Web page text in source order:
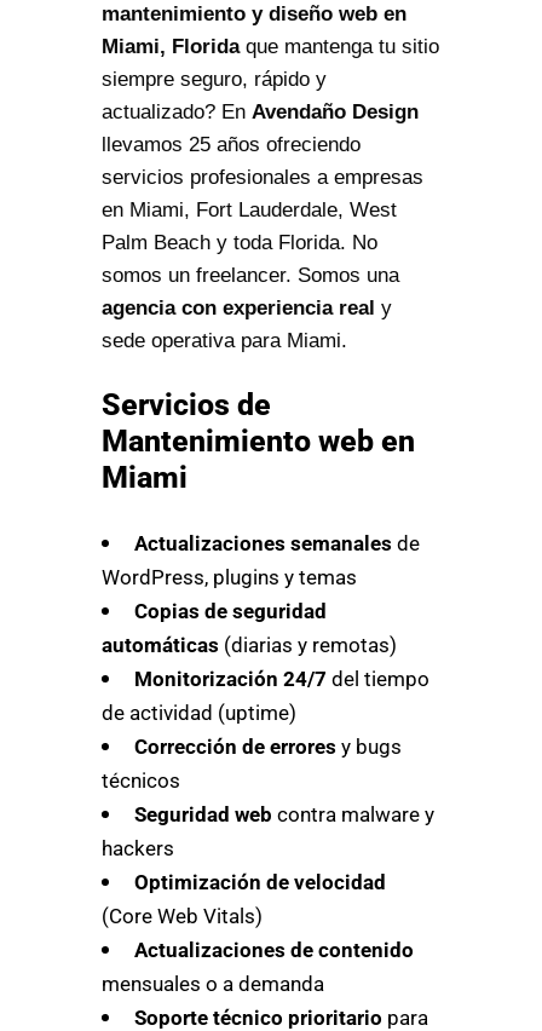
mantenimiento y diseño web en
Miami, Floridaque mantenga tu sitio
siempre seguro, rápido y
actualizado? En Avendaño Design
llevamos 25 años ofreciendo
servicios profesionales a empresas
en Miami, Fort Lauderdale, West
Palm Beach y toda Florida. No
somos un freelancer. Somos una
agencia con experiencia real y
sede operativa para Miami.
Servicios de
Mantenimiento web en
Miami
Actualizaciones semanales de
WordPress, plugins y temas
Copias de seguridad
automáticas (diarias y remotas)
Monitorización 24/7 del tiempo
de actividad (uptime)
Corrección de errores y bugs
técnicos
Seguridad web contra malware y
hackers
Optimización de velocidad
(Core Web Vitals)
Actualizaciones de contenido
mensuales o a demanda
Soporte técnico prioritario para